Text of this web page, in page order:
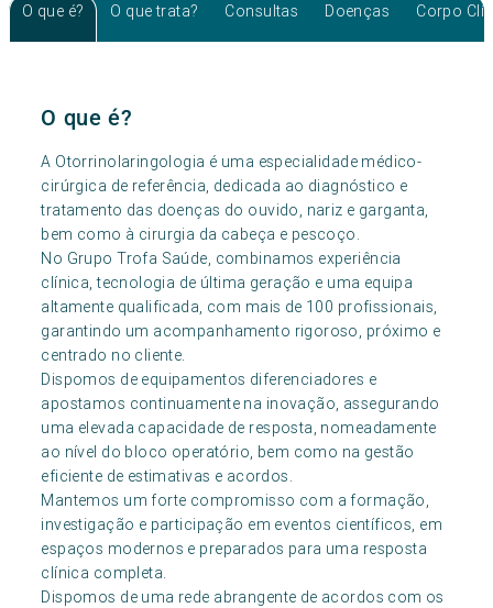
O que é? O que trata? Consultas Doenças Corpo
O que é?
A Otorrinolaringologia é uma especialidade médico-
cirúrgica de referência, dedicada ao diagnóstico e
tratamento das doenças do ouvido, nariz e garganta,
bem como à cirurgia da cabeça e pescoço.
No Grupo Trofa Saúde, combinamos experiência
clínica, tecnologia de última geração e uma equipa
altamente qualificada, com mais de 100 profissionais,
garantindo um acompanhamento rigoroso, próximo e
centrado no cliente.
Dispomos de equipamentos diferenciadores e
apostamos continuamente na inovação, assegurando
uma elevada capacidade de resposta, nomeadamente
ao nível do bloco operatório, bem como na gestão
eficiente de estimativas e acordos.
Mantemos um forte compromisso com a formação,
investigação e participação em eventos científicos, em
espaços modernos e preparados para uma resposta
clínica completa.
Dispomos de uma rede abrangente de acordos com os